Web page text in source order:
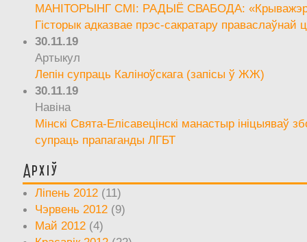
МАНІТОРЫНГ СМІ: РАДЫЁ СВАБОДА:
Гісторык адказвае прэс-сакратару праваслаўнай
30.11.19
Артыкул
Лепін супраць Каліноўскага (запісы ў ЖЖ)
30.11.19
Навіна
Мінскі Свята-Елісавецінскі манастыр ініцыяваў
супраць прапаганды ЛГБТ
Архіў
Ліпень 2012 (11)
Чэрвень 2012 (9)
Май 2012 (4)